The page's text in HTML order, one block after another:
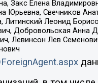
Закс Елена
Юрьевна, Свечников
Литинский Леонид
Добровольская Анна
Левинсон Лев